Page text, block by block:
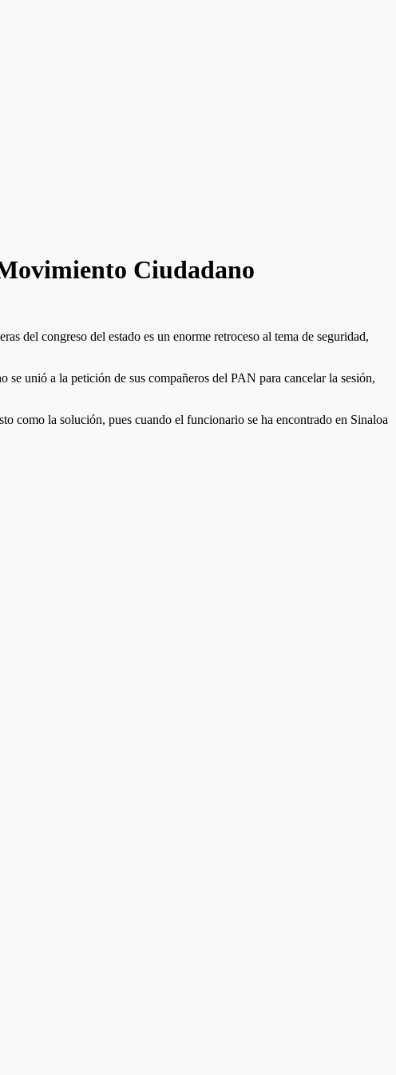
Ciudadano
del congreso del estado es un enorme retroceso al tema de seguridad,
se unió a la petición de sus compañeros del PAN para cancelar la sesión,
como la solución, pues cuando el funcionario se ha encontrado en Sinaloa